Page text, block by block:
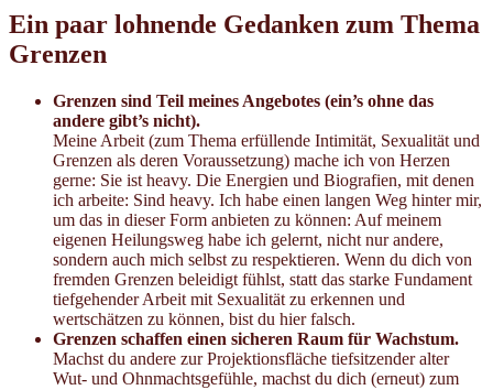
Ein paar lohnende Gedanken zum Thema
Grenzen
Grenzen sind Teil meines Angebotes (ein’s ohne das
andere gibt’s nicht).
Meine Arbeit (zum Thema erfüllende Intimität, Sexualität und
Grenzen als deren Voraussetzung) mache ich von Herzen
gerne: Sie ist heavy. Die Energien und Biografien, mit denen
ich arbeite: Sind heavy. Ich habe einen langen Weg hinter mir,
um das in dieser Form anbieten zu können: Auf meinem
eigenen Heilungsweg habe ich gelernt, nicht nur andere,
sondern auch mich selbst zu respektieren. Wenn du dich von
fremden Grenzen beleidigt fühlst, statt das starke Fundament
tiefgehender Arbeit mit Sexualität zu erkennen und
wertschätzen zu können, bist du hier falsch.
Grenzen schaffen einen sicheren Raum für Wachstum.
Machst du andere zur Projektionsfläche tiefsitzender alter
Wut- und Ohnmachtsgefühle, machst du dich (erneut) zum